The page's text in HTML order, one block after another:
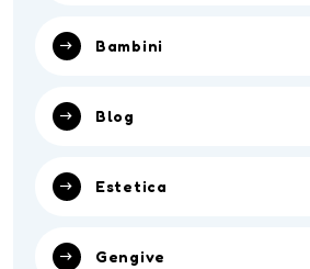
Bambini
Blog
Estetica
Gengive